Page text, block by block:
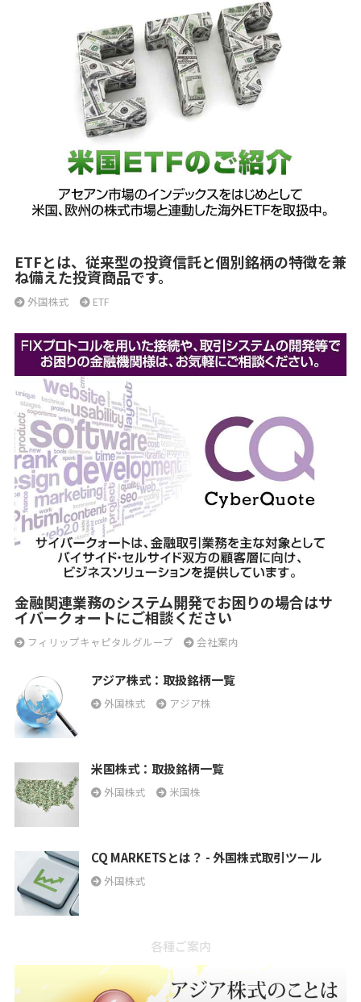
ETFとは、従来型の投資信託と個別銘柄の特徴を兼
ね備えた投資商品です。
外国株式 ETF
金融関連業務のシステム開発でお困りの場合はサ
イバークォートにご相談ください
フィリップキャピタルグループ 会社案内
アジア株式：取扱銘柄一覧
外国株式 アジア株
米国株式：取扱銘柄一覧
外国株式 米国株
CQ MARKETSとは？ - 外国株式取引ツール
外国株式
各種ご案内